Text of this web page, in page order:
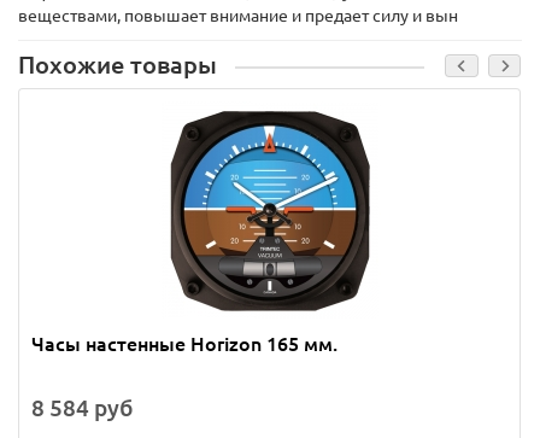
веществами, повышает внимание и предает силу и вын
Похожие товары
Часы настенные Horizon 165 мм.
8 584 руб